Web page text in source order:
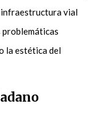
infraestructura vial
problemáticas
la estética del